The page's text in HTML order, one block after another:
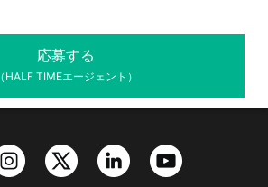
応募する
（HALF TIMEエージェント）